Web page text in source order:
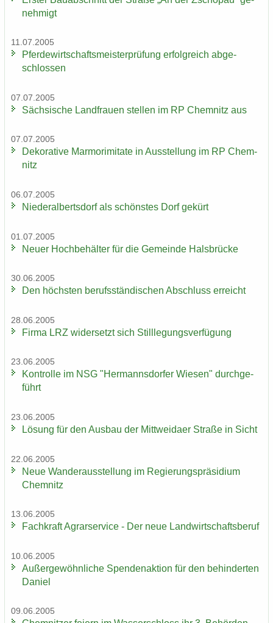
neh­migt
11.07.2005
Pfer­de­wirt­schafts­meis­ter­prü­fung er­folg­reich ab­ge­
schlos­sen
07.07.2005
Säch­si­sche Land­frau­en stel­len im RP Chem­nitz aus
07.07.2005
De­ko­ra­ti­ve Mar­mo­r­imi­ta­te in Aus­stel­lung im RP Chem­
nitz
06.07.2005
Nie­der­al­berts­dorf als schöns­tes Dorf ge­kürt
01.07.2005
Neuer Hoch­be­häl­ter für die Ge­mein­de Hals­brü­cke
30.06.2005
Den höchs­ten be­rufs­stän­di­schen Ab­schluss er­reicht
28.06.2005
Firma LRZ wi­der­setzt sich Still­le­gungs­ver­fü­gung
23.06.2005
Kon­trol­le im NSG "Her­manns­dor­fer Wie­sen" durch­ge­
führt
23.06.2005
Lö­sung für den Aus­bau der Mitt­wei­da­er Stra­ße in Sicht
22.06.2005
Neue Wan­der­aus­stel­lung im Re­gie­rungs­prä­si­di­um
Chem­nitz
13.06.2005
Fach­kraft Agrar­ser­vice - Der neue Land­wirt­schafts­be­ruf
10.06.2005
Au­ßer­ge­wöhn­li­che Spen­den­ak­ti­on für den be­hin­der­ten
Da­ni­el
09.06.2005